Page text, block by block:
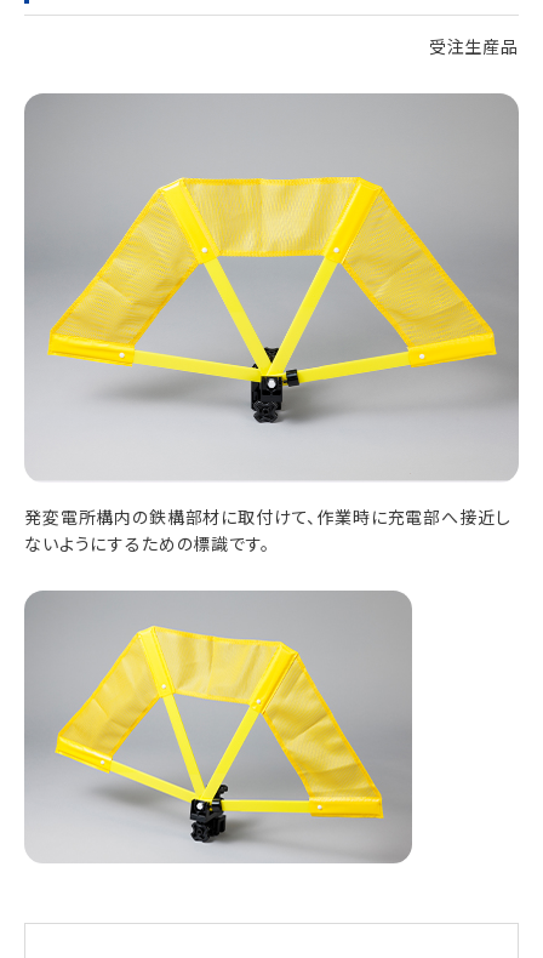
受注生産品
発変電所構内の鉄構部材に取付けて、作業時に充電部へ接近し
ないようにするための標識です。